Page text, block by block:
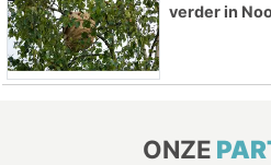
verder in
ONZE